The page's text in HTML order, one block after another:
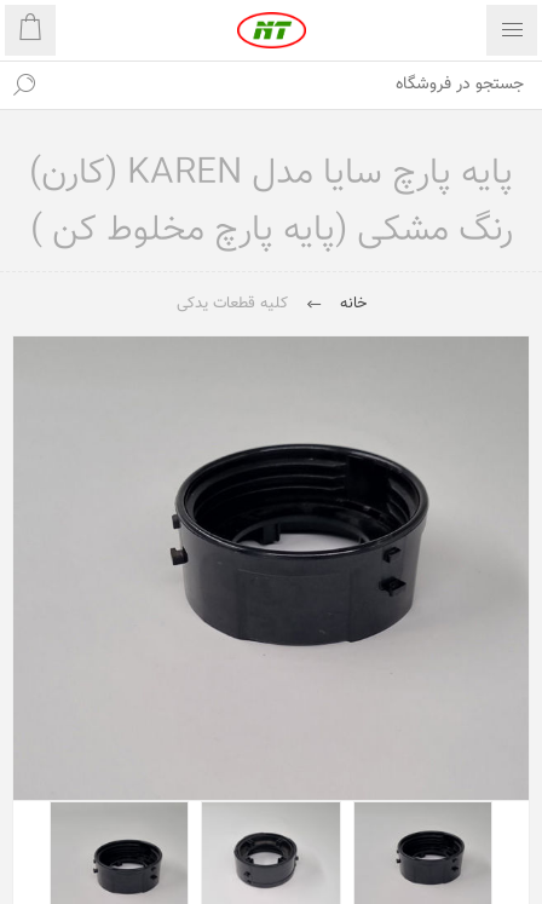
پایه پارچ سایا مدل KAREN (کارن)
رنگ مشکی (پایه پارچ مخلوط کن )
خانه کلیه قطعات یدکی